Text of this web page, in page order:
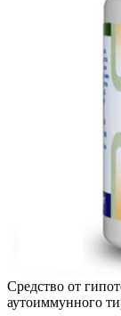
Средство от
аутоиммунного